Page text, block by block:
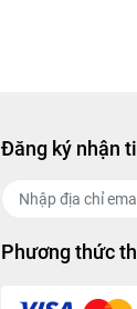
Đăng ký nhận
Phương thức